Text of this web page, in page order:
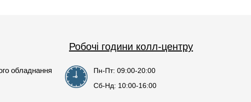
обладнання
Робочі години колл-центру
Пн-Пт: 09:00-20:00
Сб-Нд: 10:00-16:00